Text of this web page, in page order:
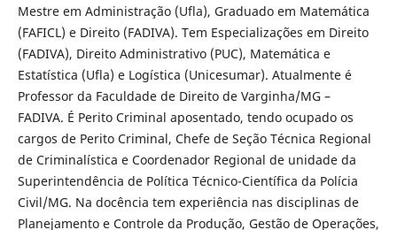
Mestre em Administração (Ufla), Graduado em Matemática
(FAFICL) e Direito (FADIVA). Tem Especializações em Direito
(FADIVA), Direito Administrativo (PUC), Matemática e
Estatística (Ufla) e Logística (Unicesumar). Atualmente é
Professor da Faculdade de Direito de Varginha/MG –
FADIVA. É Perito Criminal aposentado, tendo ocupado os
cargos de Perito Criminal, Chefe de Seção Técnica Regional
de Criminalística e Coordenador Regional de unidade da
Superintendência de Política Técnico-Científica da Polícia
Civil/MG. Na docência tem experiência nas disciplinas de
Planejamento e Controle da Produção, Gestão de Operações,